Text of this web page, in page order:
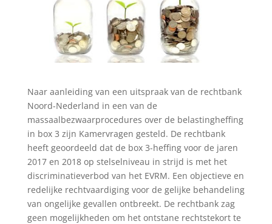
Naar aanleiding van een uitspraak van de rechtbank
Noord-Nederland in een van de
massaalbezwaarprocedures over de belastingheffing
in box 3 zijn Kamervragen gesteld. De rechtbank
heeft geoordeeld dat de box 3-heffing voor de jaren
2017 en 2018 op stelselniveau in strijd is met het
discriminatieverbod van het EVRM. Een objectieve en
redelijke rechtvaardiging voor de gelijke behandeling
van ongelijke gevallen ontbreekt. De rechtbank zag
geen mogelijkheden om het ontstane rechtstekort te